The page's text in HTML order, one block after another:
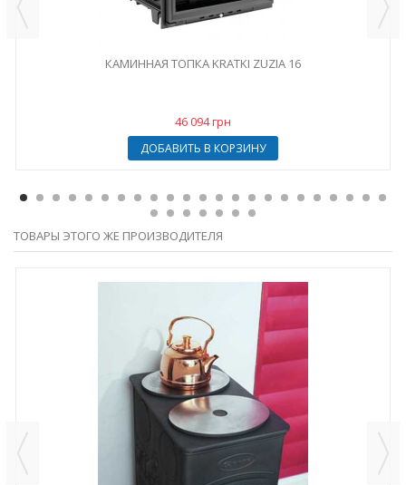
КАМИННАЯ ТОПКА KRATKI ZUZIA 16
46 094 грн
ДОБАВИТЬ В КОРЗИНУ
ТОВАРЫ ЭТОГО ЖЕ ПРОИЗВОДИТЕЛЯ